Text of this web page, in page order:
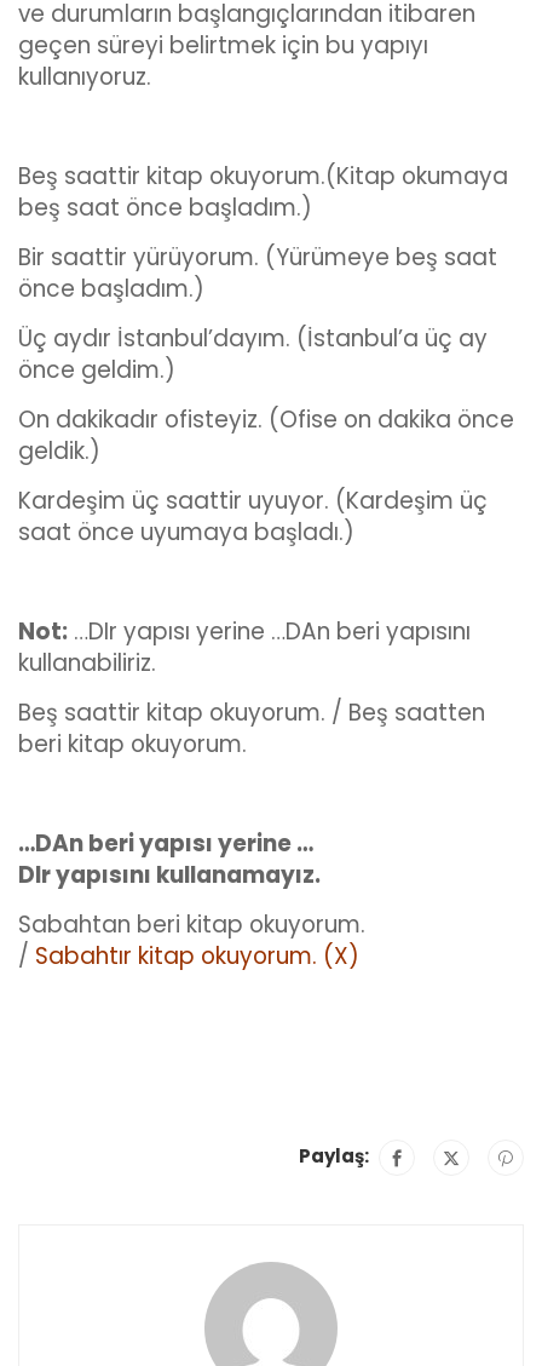
ve durumların başlangıçlarından itibaren
geçen süreyi belirtmek için bu yapıyı
kullanıyoruz.
Beş saattir kitap okuyorum.(Kitap okumaya
beş saat önce başladım.)
Bir saattir yürüyorum. (Yürümeye beş saat
önce başladım.)
Üç aydır İstanbul’dayım. (İstanbul’a üç ay
önce geldim.)
On dakikadır ofisteyiz. (Ofise on dakika önce
geldik.)
Kardeşim üç saattir uyuyor. (Kardeşim üç
saat önce uyumaya başladı.)
Not: …DIr yapısı yerine …DAn beri yapısını
kullanabiliriz.
Beş saattir kitap okuyorum. / Beş saatten
beri kitap okuyorum.
…DAn beri yapısı yerine …
DIr yapısını kullanamayız.
Sabahtan beri kitap okuyorum.
/ Sabahtır kitap okuyorum. (X)
Paylaş: